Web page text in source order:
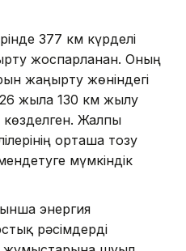
377 км күрделі
жоспарланған. Оның
жаңғырту жөніндегі
жылға 130 км жылу
көзделген. Жалпы
орташа тозу
мүмкіндік
энергия
рәсімдерді